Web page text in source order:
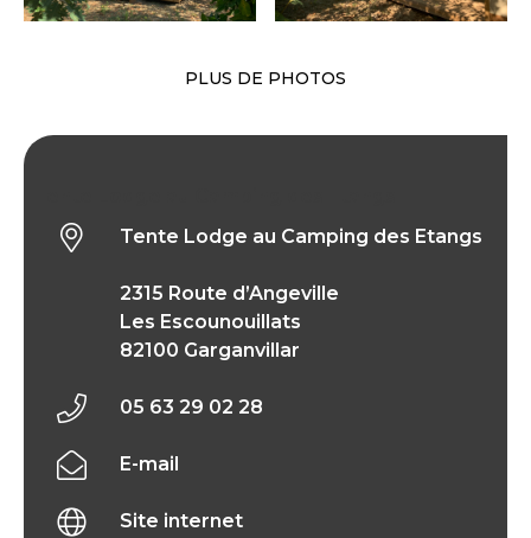
PLUS DE PHOTOS
Tente Lodge au Camping des Etangs
2315 Route d’Angeville
Les Escounouillats
82100 Garganvillar
05 63 29 02 28
E-mail
Site internet